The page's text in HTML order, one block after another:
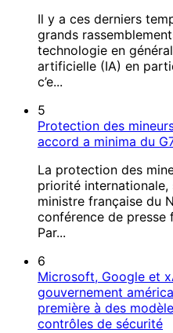
Il y a ces derniers
grands
technologie en
artificielle (IA) en
c’e...
5
Protection des
accord a minima du
La protection des
priorité internationale,
ministre française du
conférence de presse
Par...
6
Microsoft, Google et
gouvernement
première à des
contrôles de sécurité